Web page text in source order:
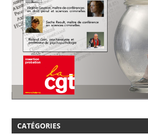
CATÉGORIES